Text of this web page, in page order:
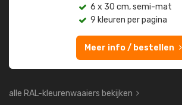
6 x 30 cm, semi-mat
9 kleuren per pagina
Meer info / bestellen
alle RAL-kleurenwaaiers bekijken